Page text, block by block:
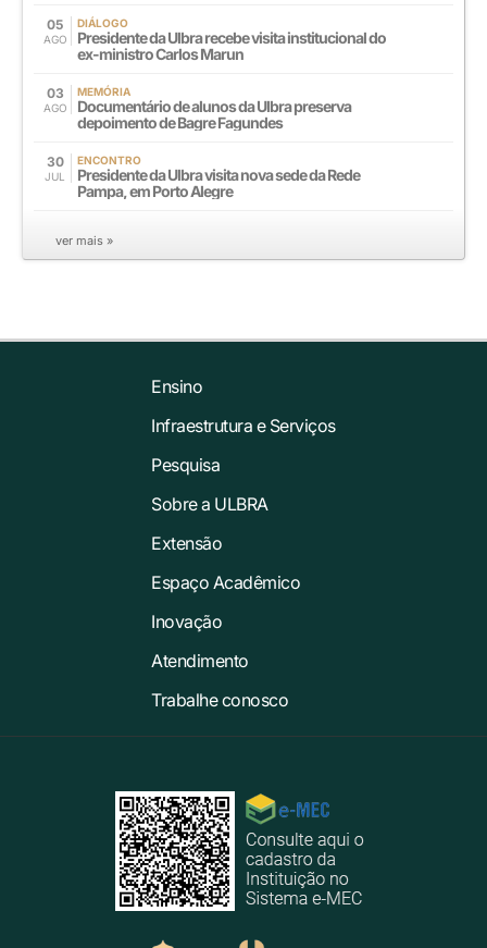
05
AGO
DIÁLOGO
Presidente da Ulbra recebe visita institucional do
ex-ministro Carlos Marun
03
AGO
MEMÓRIA
Documentário de alunos da Ulbra preserva
depoimento de Bagre Fagundes
30
JUL
ENCONTRO
Presidente da Ulbra visita nova sede da Rede
Pampa, em Porto Alegre
ver mais »
Ensino
Infraestrutura e Serviços
Pesquisa
Sobre a ULBRA
Extensão
Espaço Acadêmico
Inovação
Atendimento
Trabalhe conosco